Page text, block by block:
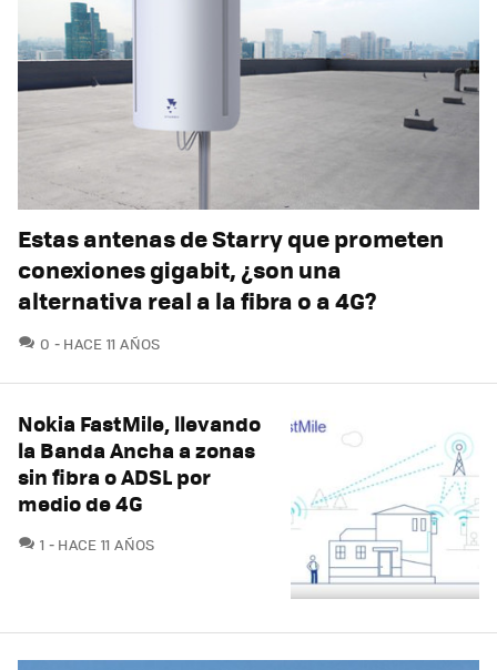
Estas antenas de Starry que prometen
conexiones gigabit, ¿son una
alternativa real a la fibra o a 4G?
0 COMENTARIOS
HACE 11 AÑOS
Nokia FastMile, llevando
la Banda Ancha a zonas
sin fibra o ADSL por
medio de 4G
1 COMENTARIOS
HACE 11 AÑOS